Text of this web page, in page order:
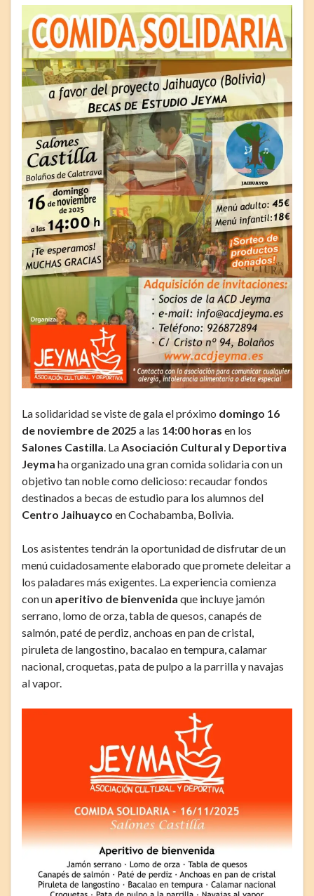
La solidaridad se viste de gala el próximo domingo 16
de noviembre de 2025 a las 14:00 horas en los
Salones Castilla. LaAsociación Cultural y Deportiva
Jeyma ha organizado una gran comida solidaria con un
objetivo tan noble como delicioso: recaudar fondos
destinados a becas de estudio para los alumnos del
Centro Jaihuayco en Cochabamba, Bolivia.
Los asistentes tendrán la oportunidad de disfrutar de un
menú cuidadosamente elaborado que promete deleitar a
los paladares más exigentes. La experiencia comienza
con un aperitivo de bienvenida que incluye jamón
serrano, lomo de orza, tabla de quesos, canapés de
salmón, paté de perdiz, anchoas en pan de cristal,
piruleta de langostino, bacalao en tempura, calamar
nacional, croquetas, pata de pulpo a la parrilla y navajas
al vapor.